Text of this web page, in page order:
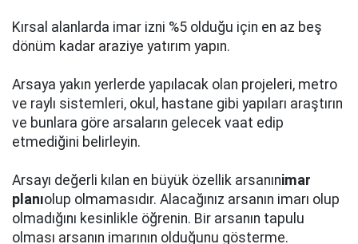
Kırsal alanlarda imar izni %5 olduğu için en az beş
dönüm kadar araziye yatırım yapın.
Arsaya yakın yerlerde yapılacak olan projeleri, metro
ve raylı sistemleri, okul, hastane gibi yapıları araştırın
ve bunlara göre arsaların gelecek vaat edip
etmediğini belirleyin.
Arsayı değerli kılan en büyük özellik arsanınimar
planıolup olmamasıdır. Alacağınız arsanın imarı olup
olmadığını kesinlikle öğrenin. Bir arsanın tapulu
olması arsanın imarının olduğunu gösterme.